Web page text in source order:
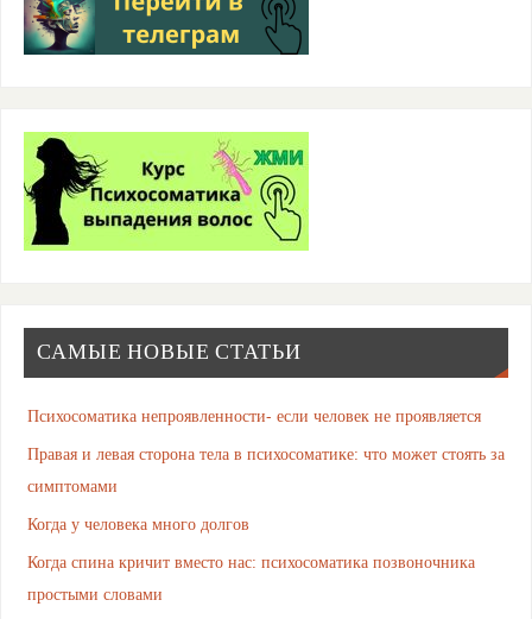
САМЫЕ НОВЫЕ СТАТЬИ
Психосоматика непроявленности- если человек не проявляется
Правая и левая сторона тела в психосоматике: что может стоять за
симптомами
Когда у человека много долгов
Когда спина кричит вместо нас: психосоматика позвоночника
простыми словами